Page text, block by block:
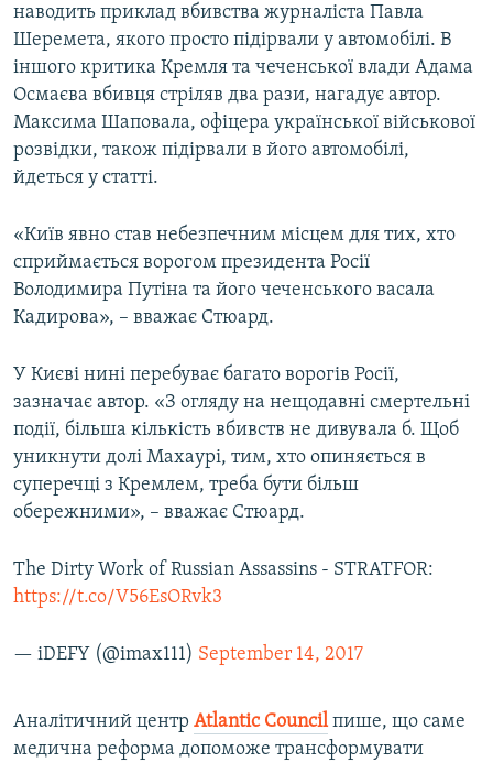
наводить приклад вбивства журналіста Павла
Шеремета, якого просто підірвали у автомобілі. В
іншого критика Кремля та чеченської влади Адама
Осмаєва вбивця стріляв два рази, нагадує автор.
Максима Шаповала, офіцера української військової
розвідки, також підірвали в його автомобілі,
йдеться у статті.
«Київ явно став небезпечним місцем для тих, хто
сприймається ворогом президента Росії
Володимира Путіна та його чеченського васала
Кадирова», – вважає Стюард.
У Києві нині перебуває багато ворогів Росії,
зазначає автор. «З огляду на нещодавні смертельні
події, більша кількість вбивств не дивувала б. Щоб
уникнути долі Махаурі, тим, хто опиняється в
суперечці з Кремлем, треба бути більш
обережними», – вважає Стюард.
The Dirty Work of Russian Assassins - STRATFOR:
https://t.co/V56EsORvk3
— iDEFY (@imax111) September 14, 2017
Аналітичний центр Atlantic Councilпише, що саме
медична реформа допоможе трансформувати